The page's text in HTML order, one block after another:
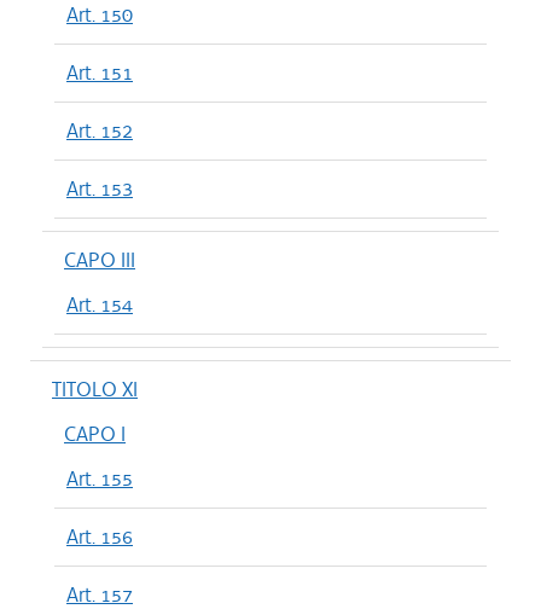
Art. 150
Art. 151
Art. 152
Art. 153
CAPO III
Art. 154
TITOLO XI
CAPO I
Art. 155
Art. 156
Art. 157